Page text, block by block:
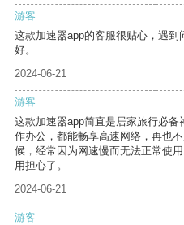
游客
这款加速器app的客服很贴心，遇
好。
2024-06-21
游客
这款加速器app简直是居家旅行必
作办公，都能畅享高速网络，再也
候，经常因为网速慢而无法正常使
用担心了。
2024-06-21
游客